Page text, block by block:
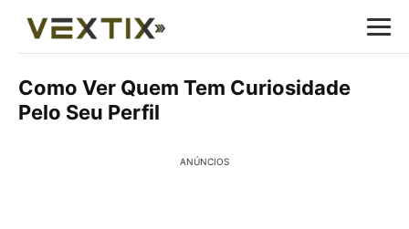
Como Ver Quem Tem Curiosidade
Pelo Seu Perfil
ANÚNCIOS